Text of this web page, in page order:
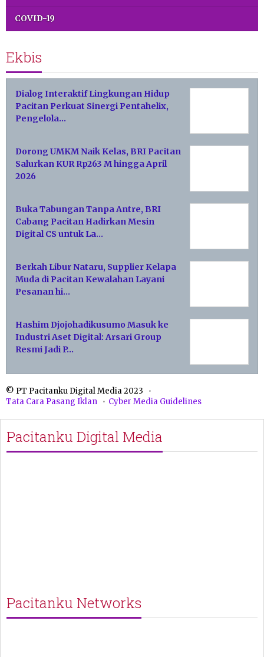
COVID-19
Ekbis
Dialog Interaktif Lingkungan Hidup
Pacitan Perkuat Sinergi Pentahelix,
Pengelola…
Dorong UMKM Naik Kelas, BRI Pacitan
Salurkan KUR Rp263 M hingga April
2026
Buka Tabungan Tanpa Antre, BRI
Cabang Pacitan Hadirkan Mesin
Digital CS untuk La…
Berkah Libur Nataru, Supplier Kelapa
Muda di Pacitan Kewalahan Layani
Pesanan hi…
Hashim Djojohadikusumo Masuk ke
Industri Aset Digital: Arsari Group
Resmi Jadi P…
© PT Pacitanku Digital Media 2023
Tata Cara Pasang Iklan
Cyber Media Guidelines
Pacitanku Digital Media
Pacitanku Networks